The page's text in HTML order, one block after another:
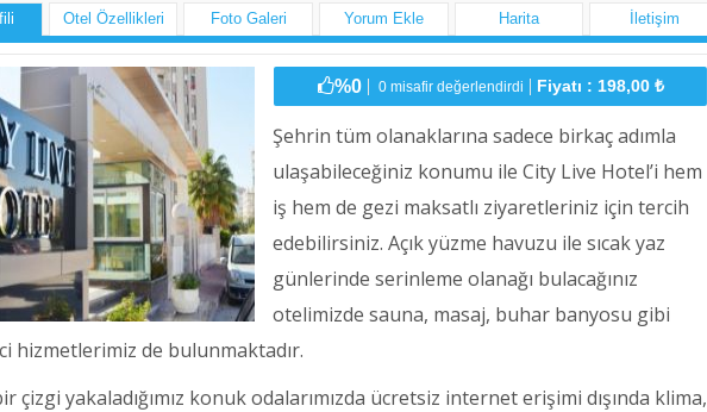
Otel Özellikleri Foto Galeri Yorum Ekle Harita İletişim
%0 0 misafir değerlendirdi Fiyatı : 198,00 ₺
Şehrin tüm olanaklarına sadece birkaç adımla
ulaşabileceğiniz konumu ile City Live Hotel’i hem
iş hem de gezi maksatlı ziyaretleriniz için tercih
edebilirsiniz. Açık yüzme havuzu ile sıcak yaz
günlerinde serinleme olanağı bulacağınız
otelimizde sauna, masaj, buhar banyosu gibi
hizmetlerimiz de bulunmaktadır.
çizgi yakaladığımız konuk odalarımızda ücretsiz internet erişimi dışında klima,